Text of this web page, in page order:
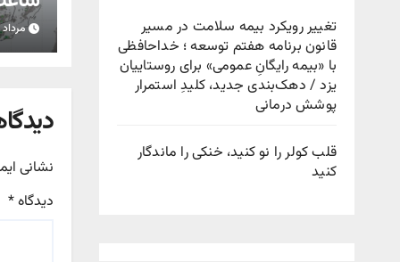
تغییر رویکرد بیمه سلامت در مسیر
قانون برنامه هفتم توسعه ؛ خداحافظی
با «بیمه رایگانِ عمومی» برای روستاییان
یزد / دهک‌بندی جدید، کلیدِ استمرار
پوشش درمانی
قلب کولر را نو کنید، خنکی را ماندگار
کنید
مرداد ۱۵, ۱۴۰۵
نشانی
دیدگاه*